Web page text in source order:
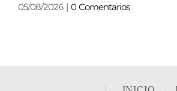
05/08/2026 | 0 Comentarios